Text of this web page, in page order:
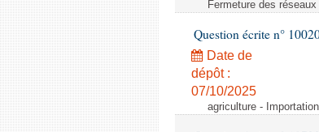
Fermeture des
Question écrite n°
Date de
dépôt :
07/10/2025
agriculture -